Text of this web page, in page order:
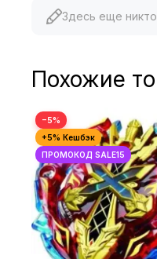
Здесь еще
Похожие
−5%